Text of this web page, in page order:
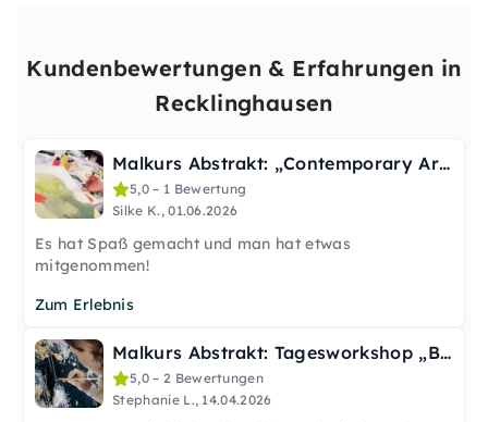
Kundenbewertungen & Erfahrungen in
Recklinghausen
Malkurs Abstrakt: „Contemporary Art“ - Tagesworkshop
5,0 – 1 Bewertung
Silke K., 01.06.2026
Es hat Spaß gemacht und man hat etwas
mitgenommen!
Zum Erlebnis
Malkurs Abstrakt: Tagesworkshop „Blattgold & Silber“
5,0 – 2 Bewertungen
Stephanie L., 14.04.2026